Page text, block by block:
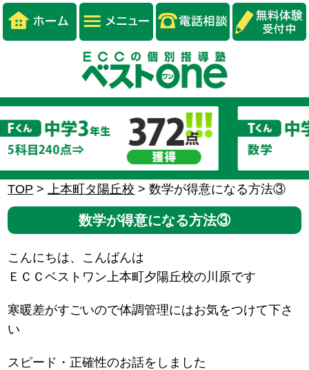
TOP >上本町タ陽丘校 >数学が得意になる方法③
数学が得意になる方法③
こんにちは、こんばんは
ＥＣＣベストワン上本町夕陽丘校の川原です
寒暖差がすごいので体調管理にはお気をつけて下さ
い
スピード・正確性のお話をしました